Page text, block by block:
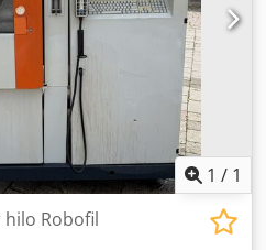
1 / 1
Robofil